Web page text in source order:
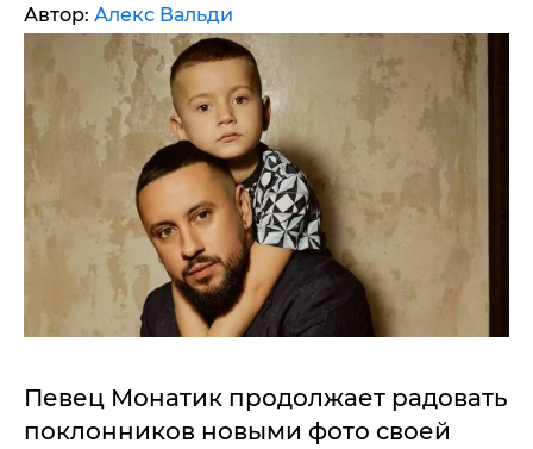
Автор: Алекс Вальди
Певец Монатик продолжает радовать
поклонников новыми фото своей